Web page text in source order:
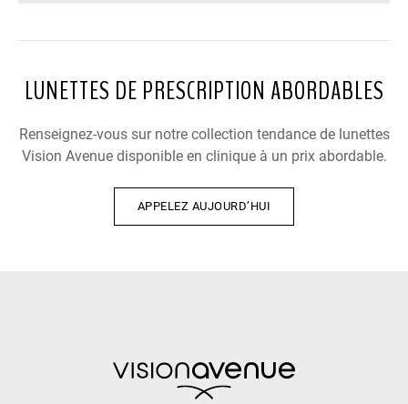
LUNETTES DE PRESCRIPTION ABORDABLES
Renseignez-vous sur notre collection tendance de lunettes
Vision Avenue disponible en clinique à un prix abordable.
APPELEZ AUJOURD’HUI